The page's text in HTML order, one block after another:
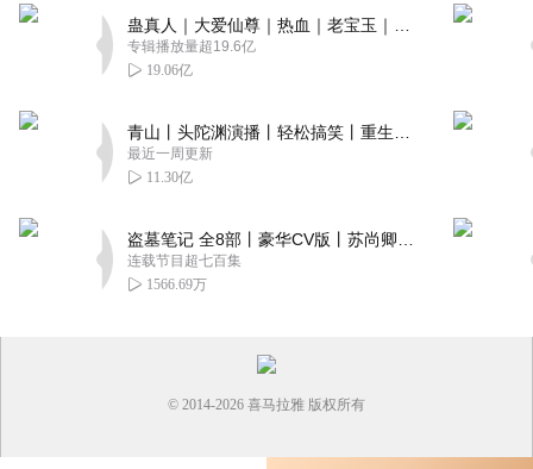
专辑播放量超19.6亿
19.06亿
最近一周更新
11.30亿
连载节目超七百集
1566.69万
© 2014-2026 喜马拉雅 版权所有